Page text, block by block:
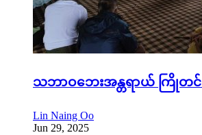
သဘာဝဘေးအန္တရာယ် ကြိုတ
Lin Naing Oo
Jun 29, 2025